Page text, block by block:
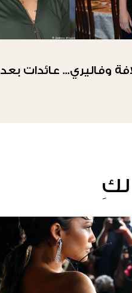
وفاليري... عائدات بعد
لكِ